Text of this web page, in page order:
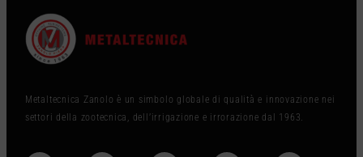
Metaltecnica Zanolo è un simbolo globale di qualità e innovazione nei
settori della zootecnica, dell’irrigazione e irrorazione dal 1963.